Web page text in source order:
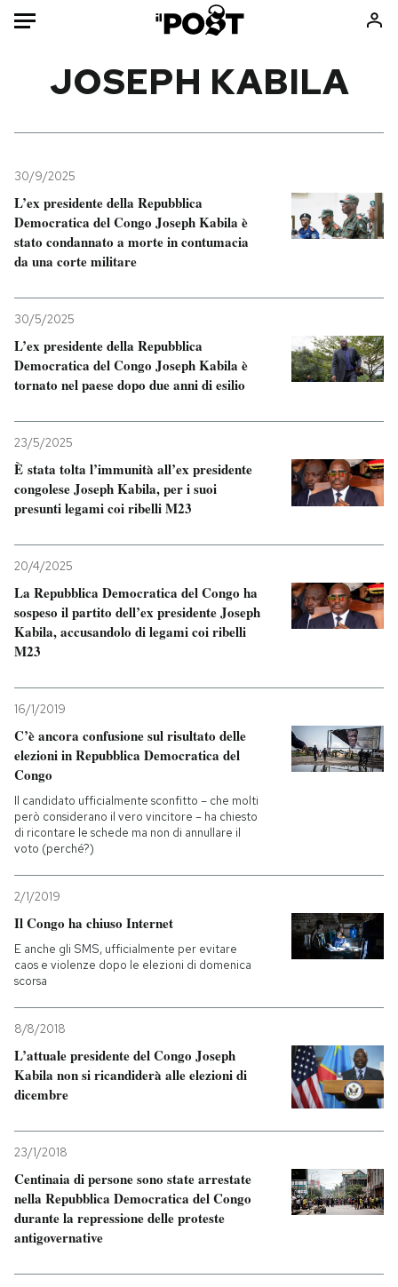
Mondo
Politica
Tecnologia
Internet
Cultura
Economia
Sport
Consumismi
Storie/Idee
Ok Boomer!
Europa
Mondiali calcio 2026
NEWSLETTER
I MIEI PREFERITI
SHOP
Entra
JOSEPH KABILA
30/9/2025
L’ex presidente della Repubblica
Democratica del Congo Joseph Kabila è
stato condannato a morte in contumacia
da una corte militare
30/5/2025
L’ex presidente della Repubblica
Democratica del Congo Joseph Kabila è
tornato nel paese dopo due anni di esilio
23/5/2025
È stata tolta l’immunità all’ex presidente
congolese Joseph Kabila, per i suoi
presunti legami coi ribelli M23
20/4/2025
La Repubblica Democratica del Congo ha
sospeso il partito dell’ex presidente Joseph
Kabila, accusandolo di legami coi ribelli
M23
16/1/2019
C’è ancora confusione sul risultato delle
elezioni in Repubblica Democratica del
Congo
Il candidato ufficialmente sconfitto – che molti
però considerano il vero vincitore – ha chiesto
di ricontare le schede ma non di annullare il
voto (perché?)
2/1/2019
Il Congo ha chiuso Internet
E anche gli SMS, ufficialmente per evitare
caos e violenze dopo le elezioni di domenica
scorsa
8/8/2018
L’attuale presidente del Congo Joseph
Kabila non si ricandiderà alle elezioni di
dicembre
23/1/2018
Centinaia di persone sono state arrestate
nella Repubblica Democratica del Congo
durante la repressione delle proteste
antigovernative